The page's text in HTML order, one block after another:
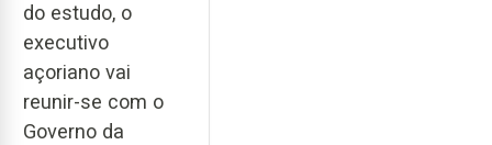
do estudo, o
executivo
açoriano vai
reunir-se com o
Governo da